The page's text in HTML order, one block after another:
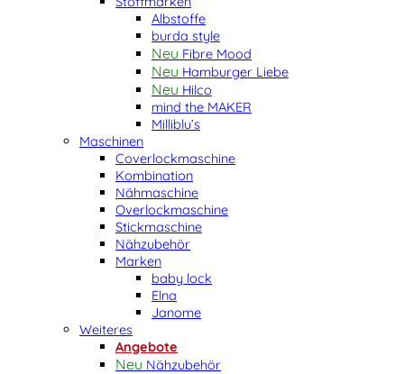
Albstoffe
burda style
Fibre Mood
Hamburger Liebe
Hilco
mind the MAKER
Milliblu’s
Maschinen
Coverlockmaschine
Kombination
Nähmaschine
Overlockmaschine
Stickmaschine
Nähzubehör
Marken
baby lock
Elna
Janome
Weiteres
Angebote
Nähzubehör